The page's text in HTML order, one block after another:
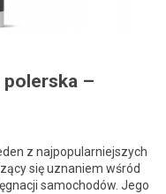
polerska –
z najpopularniejszych
się uznaniem wśród
samochodów. Jego